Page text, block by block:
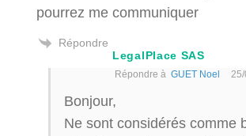
pourrez me communiquer
Répondre
LegalPlace SAS
Répondre à GUET Noel
Bonjour,
Ne sont considérés comme